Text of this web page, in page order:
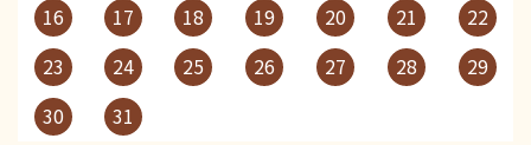
16
17 18 19 20 21
22
23
24 25 26 27 28
29
30
31